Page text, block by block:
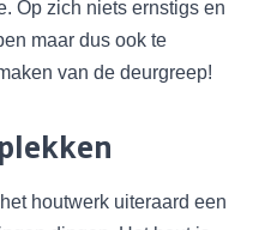
Op zich niets ernstigs en
maar dus ook te
van de deurgreep!
houtwerk uiteraard een